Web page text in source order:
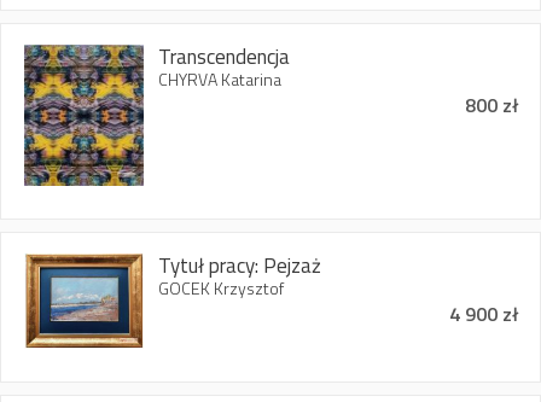
Transcendencja
CHYRVA Katarina
800 zł
Tytuł pracy: Pejzaż
GOCEK Krzysztof
4 900 zł